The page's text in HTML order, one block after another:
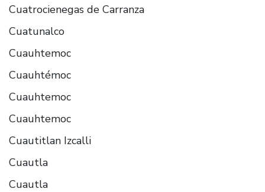
Cuatrocienegas de Carranza
Cuatunalco
Cuauhtemoc
Cuauhtémoc
Cuauhtemoc
Cuauhtemoc
Cuautitlan Izcalli
Cuautla
Cuautla